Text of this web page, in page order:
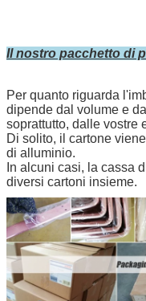
Il nostro pacchetto di
Per quanto riguarda
dipende dal volume e
soprattutto, dalle vostre
Di solito, il cartone
di alluminio.
In alcuni casi, la cassa
diversi cartoni insieme.